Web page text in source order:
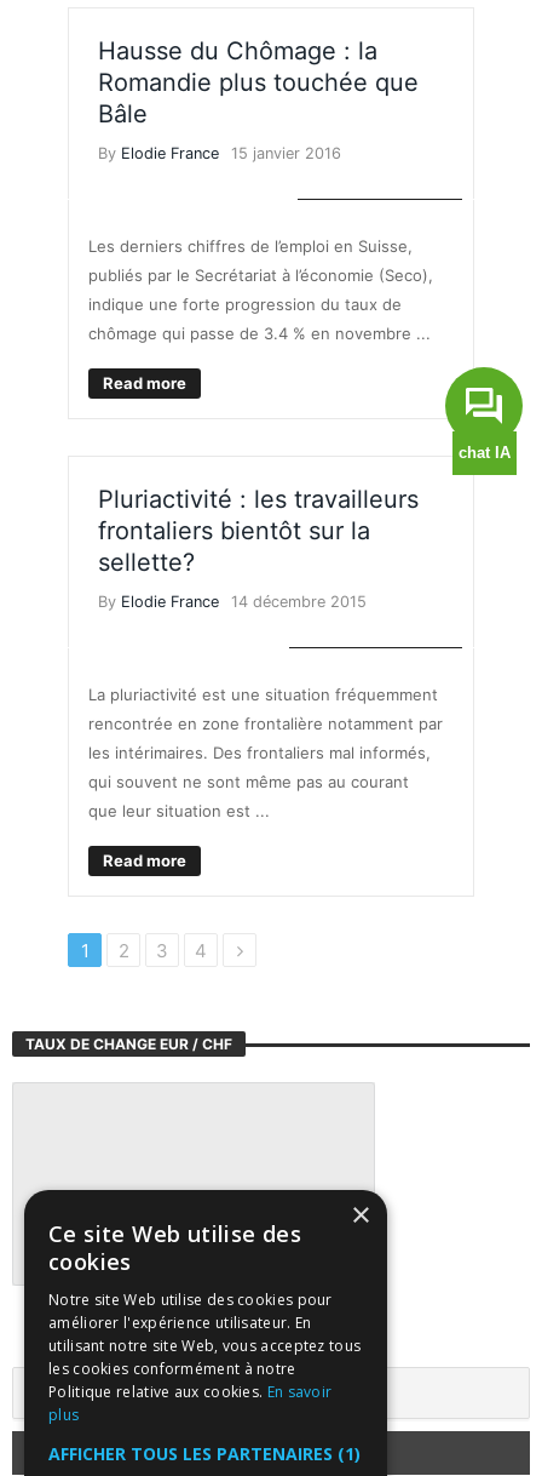
Hausse du Chômage : la
Romandie plus touchée que
Bâle
By Elodie France 15 janvier 2016
Les derniers chiffres de l’emploi en Suisse,
publiés par le Secrétariat à l’économie (Seco),
indique une forte progression du taux de
chômage qui passe de 3.4 % en novembre ...
Read more
Pluriactivité : les travailleurs
frontaliers bientôt sur la
sellette?
By Elodie France 14 décembre 2015
La pluriactivité est une situation fréquemment
rencontrée en zone frontalière notamment par
les intérimaires. Des frontaliers mal informés,
qui souvent ne sont même pas au courant
que leur situation est ...
Read more
1 2 3 4
TAUX DE CHANGE EUR / CHF
Suivre tous les marchés sur TradingView
×
Ce site Web utilise des
cookies
Notre site Web utilise des cookies pour
améliorer l'expérience utilisateur. En
utilisant notre site Web, vous acceptez tous
les cookies conformément à notre
Politique relative aux cookies. En savoir
plus
AFFICHER TOUS LES PARTENAIRES (1)